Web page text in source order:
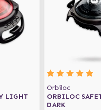
LIGHT
Orbiloc
ORBILOC
DARK